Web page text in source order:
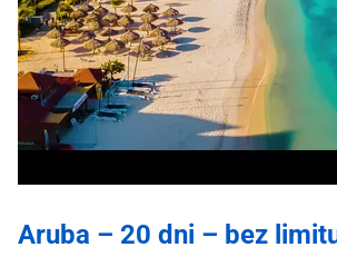
Aruba – 20 dni – bez